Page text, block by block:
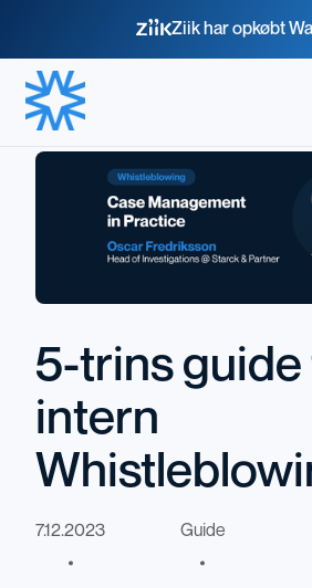
Ziik har opkøbt
5-trins guide
intern
7.12.2023 Guide